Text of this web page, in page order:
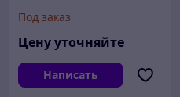
*
Под заказ
Цену уточняйте
Написать